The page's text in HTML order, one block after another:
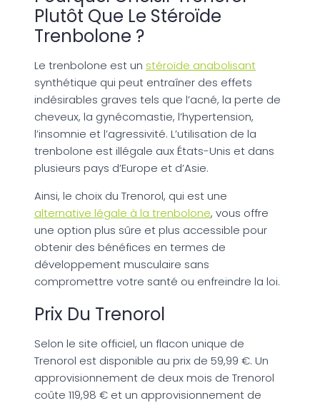
Plutôt Que Le Stéroïde
Trenbolone ?
Le trenbolone est un stéroïde anabolisant
synthétique qui peut entraîner des effets
indésirables graves tels que l’acné, la perte de
cheveux, la gynécomastie, l’hypertension,
l’insomnie et l’agressivité. L’utilisation de la
trenbolone est illégale aux États-Unis et dans
plusieurs pays d’Europe et d’Asie.
Ainsi, le choix du Trenorol, qui est une
alternative légale à la trenbolone, vous offre
une option plus sûre et plus accessible pour
obtenir des bénéfices en termes de
développement musculaire sans
compromettre votre santé ou enfreindre la loi.
Prix Du Trenorol
Selon le site officiel, un flacon unique de
Trenorol est disponible au prix de 59,99 €. Un
approvisionnement de deux mois de Trenorol
coûte 119,98 € et un approvisionnement de